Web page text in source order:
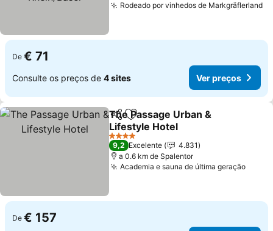
Rodeado por vinhedos de Markgräflerland
De € 71
Consulte os preços de 4 sites Ver preços
PartilharAdicionar aos favoritos
The Passage Urban &
Lifestyle Hotel
4 Estrelas
9,2 Excelente
4.831
a 0.6 km de Spalentor
Academia e sauna de última geração
De € 157